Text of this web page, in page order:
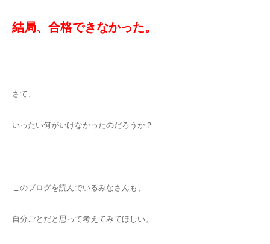
結局、合格できなかった。
さて、
いったい何がいけなかったのだろうか？
このブログを読んでいるみなさんも、
自分ごとだと思って考えてみてほしい。